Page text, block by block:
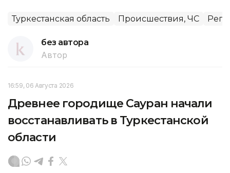
Туркестанская область Происшествия, ЧС
без автора
Автор
16:59, 06 Августа 2026
Древнее городище Сауран начали
восстанавливать в Туркестанской
области